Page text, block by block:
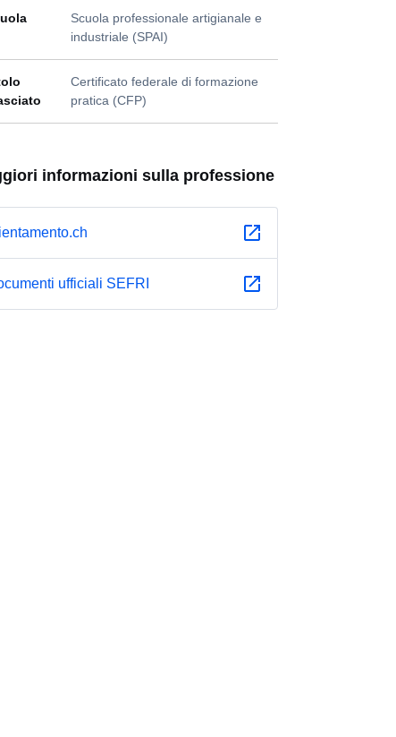
Scuola professionale artigianale e
industriale (SPAI)
Certificato federale di formazione
pratica (CFP)
informazioni sulla professione
ufficiali SEFRI